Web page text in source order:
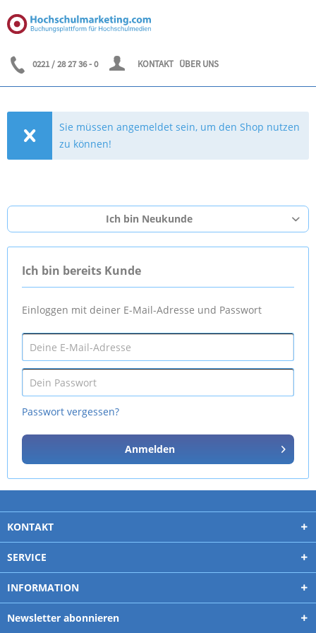
0221 / 28 27 36 - 0 KONTAKT ÜBER UNS
Sie müssen angemeldet sein, um den Shop nutzen
zu können!
Ich bin Neukunde
Ich bin bereits Kunde
Einloggen mit deiner E-Mail-Adresse und Passwort
Passwort vergessen?
Anmelden
KONTAKT
SERVICE
INFORMATION
Newsletter abonnieren